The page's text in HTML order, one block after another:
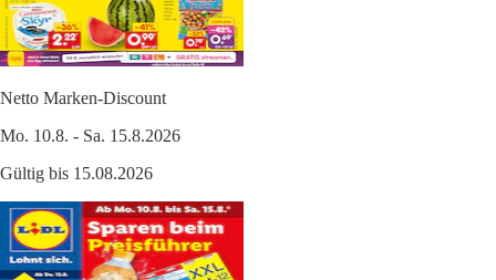
Netto Marken-Discount
Mo. 10.8. - Sa. 15.8.2026
Gültig bis 15.08.2026